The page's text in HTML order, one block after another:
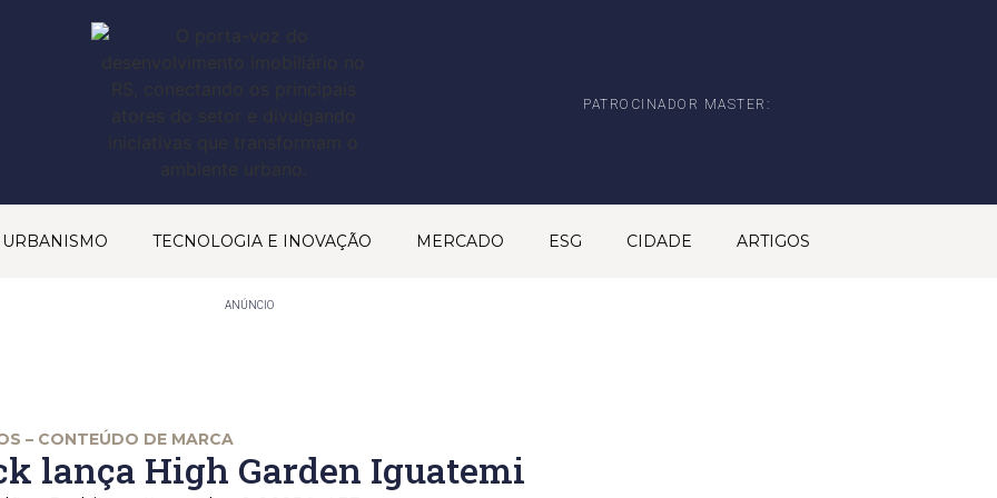
PATROCINADOR MASTER:
TECNOLOGIA E INOVAÇÃO MERCADO ESG CIDADE ARTIGOS
ANÚNCIO
– CONTEÚDO DE MARCA
lança High Garden Iguatemi